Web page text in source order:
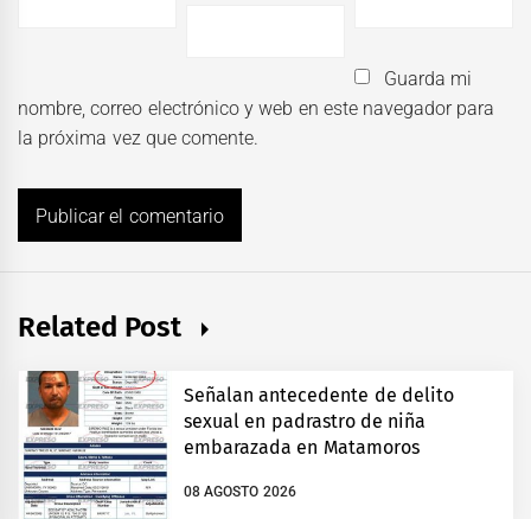
Guarda mi
nombre, correo electrónico y web en este navegador para
la próxima vez que comente.
Related Post
Señalan antecedente de delito
sexual en padrastro de niña
embarazada en Matamoros
08 AGOSTO 2026